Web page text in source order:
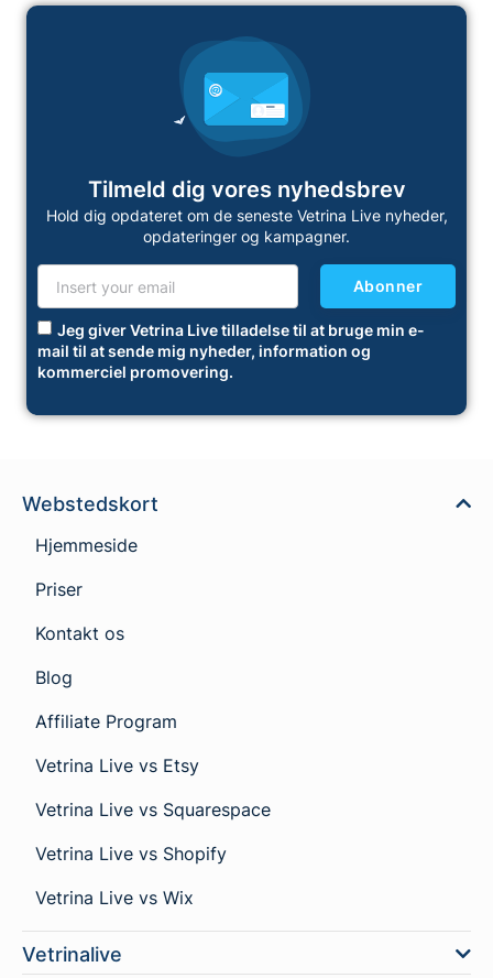
Tilmeld dig vores nyhedsbrev
Hold dig opdateret om de seneste Vetrina Live nyheder,
opdateringer og kampagner.
Jeg giver Vetrina Live tilladelse til at bruge min e-
mail til at sende mig nyheder, information og
kommerciel promovering.
Abonner
Webstedskort
Hjemmeside
Priser
Kontakt os
Blog
Affiliate Program
Vetrina Live vs Etsy
Vetrina Live vs Squarespace
Vetrina Live vs Shopify
Vetrina Live vs Wix
Vetrinalive